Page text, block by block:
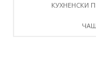
КУХНЕНСКИ